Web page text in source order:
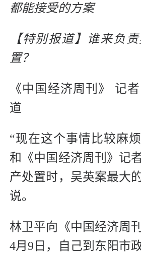
都能接受的方案
【特别报道】谁来负
置？
《中国经济周刊》 记
道
“现在这个事情比较麻烦
和《中国经济周刊》记
产处置时，吴英案最大
说。
林卫平向《中国经济周
4月9日，自己到东阳市